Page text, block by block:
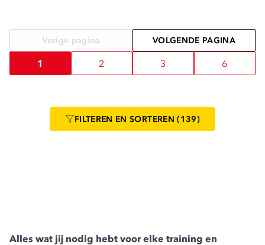
Vorige pagina VOLGENDE PAGINA
1 2 3 6
FILTEREN EN SORTEREN (139)
Alles wat jij nodig hebt voor elke training en